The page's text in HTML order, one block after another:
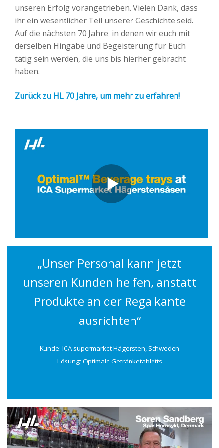
unseren Erfolg vorangetrieben. Vielen Dank, dass
ihr ein wesentlicher Teil unserer Geschichte seid.
Auf die nächsten 70 Jahre, in denen wir euch mit
derselben Hingabe und Begeisterung für Euch
tätig sein werden, die uns bis hierher gebracht
haben.
Zurück zu HL 70 Jahre, um mehr zu erfahren!
„Unser Personal kann jetzt
unseren Kunden helfen, anstatt
Produkte an der Regalkante
ausrichten“
Kunde: ICA supermarket Hägersten, Schweden
Lösung: Optimale Getränketabletts